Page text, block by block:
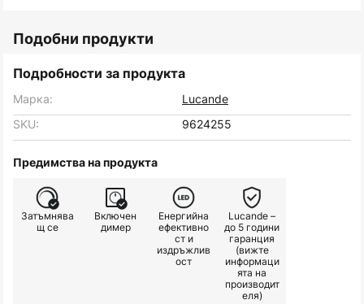
Подобни продукти
Подробности за продукта
Марка:
Lucande
SKU:
9624255
Предимства на продукта
Затъмнява
щ се
Включен
димер
Енергийна
ефективно
ст и
издръжлив
ост
Lucande –
до 5 години
гаранция
(вижте
информаци
ята на
производит
еля)